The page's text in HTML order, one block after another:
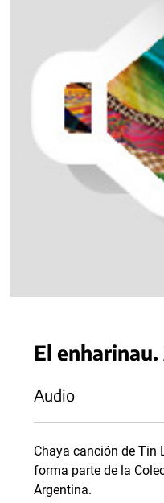
El
Audio
Chaya canción de Tin
forma parte de la
Argentina.